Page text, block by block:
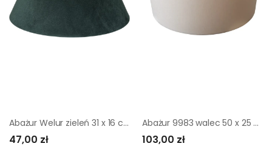
Abażur Welur zieleń 31 x 16 cm H18 Art Abażur
47,00 zł
Abażur 9983 walec 50 x 25 cm tkanina beżowy E27 TK LIGHTING
103,00 zł